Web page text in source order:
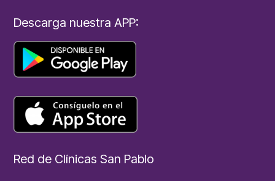
Descarga nuestra APP:
Red de Clínicas San Pablo